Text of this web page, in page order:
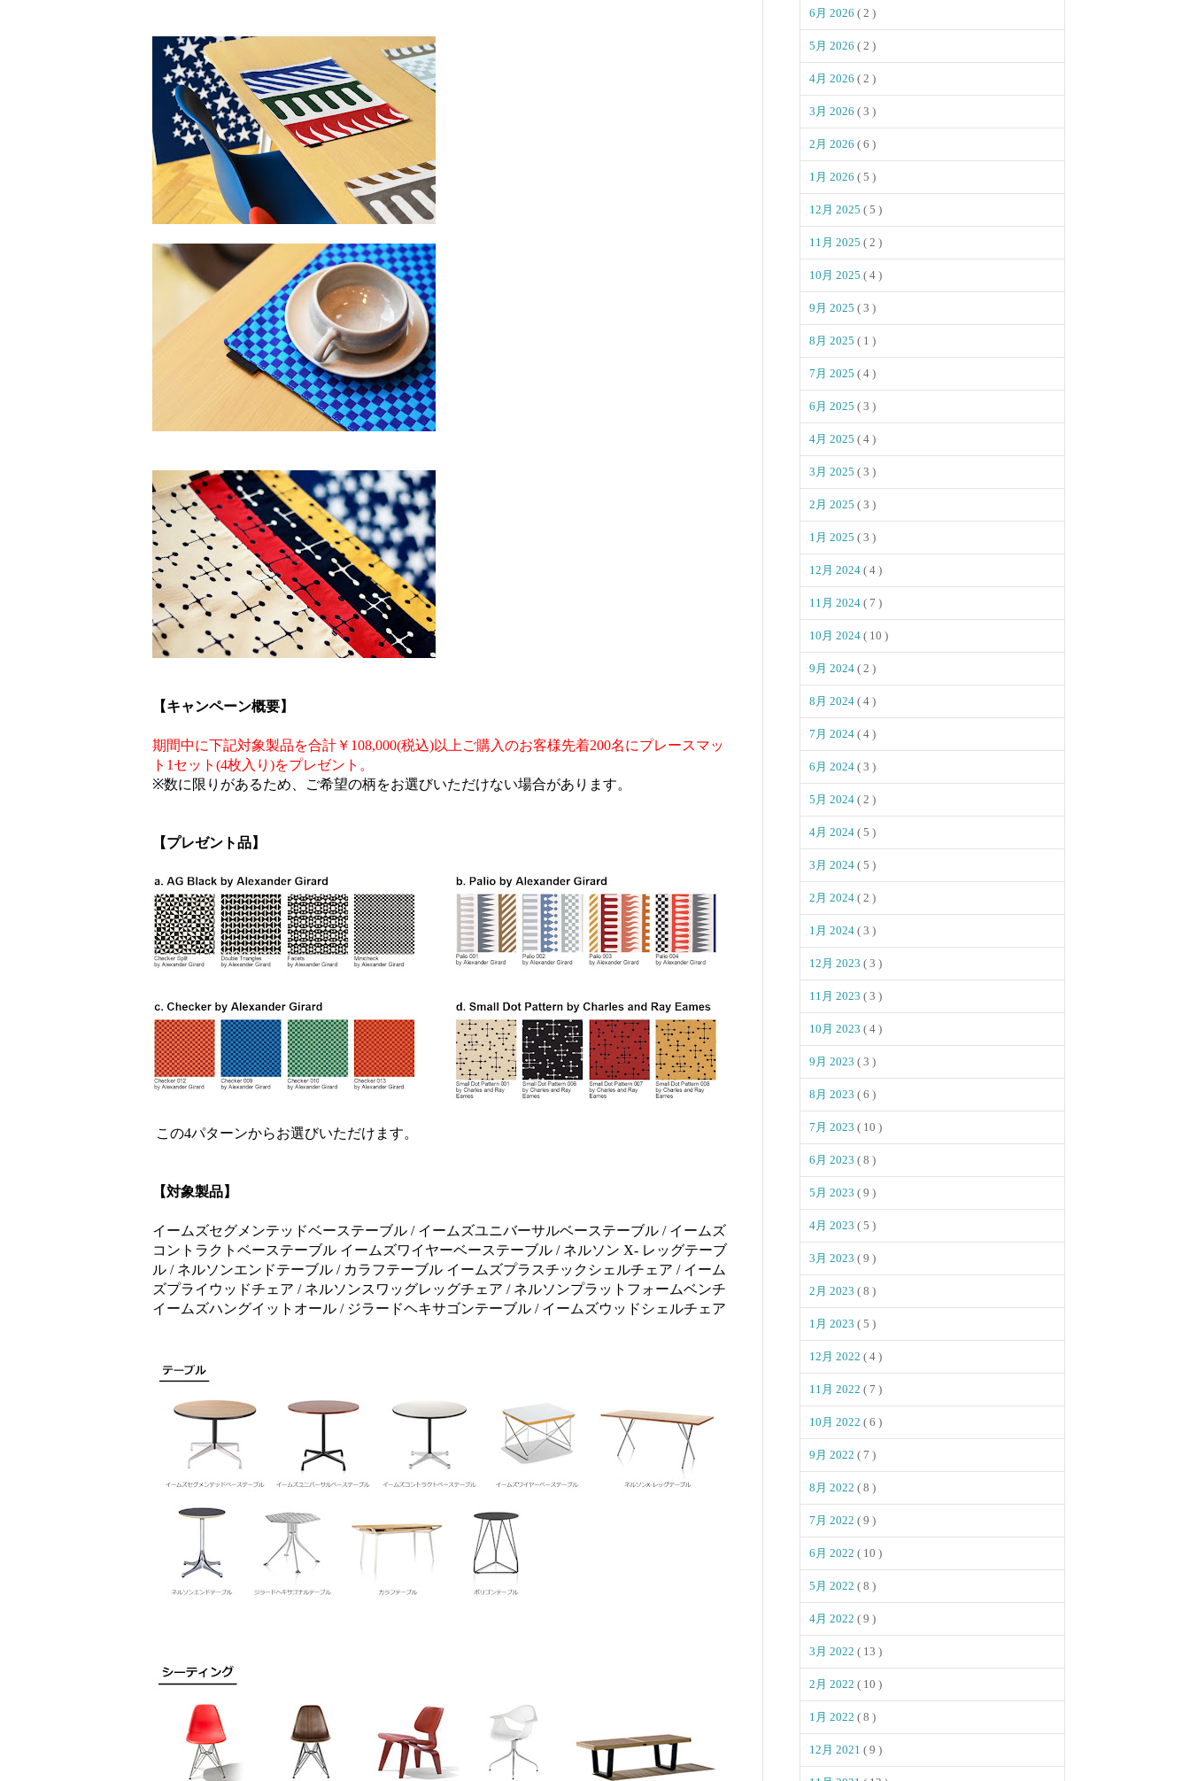
【キャンペーン概要】
期間中に下記対象製品を合計￥108,000(税込)以上ご購入のお客様先着200名にプレースマッ
ト1セット(4枚入り)をプレゼント。
※数に限りがあるため、ご希望の柄をお選びいただけない場合があります。
【プレゼント品】
この4パターンからお選びいただけます。
【対象製品】
イームズセグメンテッドベーステーブル / イームズユニバーサルベーステーブル / イームズ
コントラクトベーステーブル イームズワイヤーベーステーブル / ネルソン X- レッグテーブ
ル / ネルソンエンドテーブル / カラフテーブル イームズプラスチックシェルチェア / イーム
ズプライウッドチェア / ネルソンスワッグレッグチェア / ネルソンプラットフォームベンチ
イームズハングイットオール / ジラードヘキサゴンテーブル / イームズウッドシェルチェア
6月 2026 ( 2 )
5月 2026 ( 2 )
4月 2026 ( 2 )
3月 2026 ( 3 )
2月 2026 ( 6 )
1月 2026 ( 5 )
12月 2025 ( 5 )
11月 2025 ( 2 )
10月 2025 ( 4 )
9月 2025 ( 3 )
8月 2025 ( 1 )
7月 2025 ( 4 )
6月 2025 ( 3 )
4月 2025 ( 4 )
3月 2025 ( 3 )
2月 2025 ( 3 )
1月 2025 ( 3 )
12月 2024 ( 4 )
11月 2024 ( 7 )
10月 2024 ( 10 )
9月 2024 ( 2 )
8月 2024 ( 4 )
7月 2024 ( 4 )
6月 2024 ( 3 )
5月 2024 ( 2 )
4月 2024 ( 5 )
3月 2024 ( 5 )
2月 2024 ( 2 )
1月 2024 ( 3 )
12月 2023 ( 3 )
11月 2023 ( 3 )
10月 2023 ( 4 )
9月 2023 ( 3 )
8月 2023 ( 6 )
7月 2023 ( 10 )
6月 2023 ( 8 )
5月 2023 ( 9 )
4月 2023 ( 5 )
3月 2023 ( 9 )
2月 2023 ( 8 )
1月 2023 ( 5 )
12月 2022 ( 4 )
11月 2022 ( 7 )
10月 2022 ( 6 )
9月 2022 ( 7 )
8月 2022 ( 8 )
7月 2022 ( 9 )
6月 2022 ( 10 )
5月 2022 ( 8 )
4月 2022 ( 9 )
3月 2022 ( 13 )
2月 2022 ( 10 )
1月 2022 ( 8 )
12月 2021 ( 9 )